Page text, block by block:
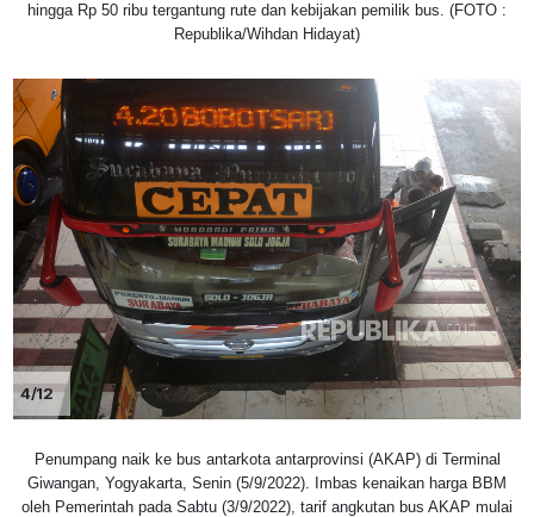
hingga Rp 50 ribu tergantung rute dan kebijakan pemilik bus. (FOTO :
Republika/Wihdan Hidayat)
4/12
Penumpang naik ke bus antarkota antarprovinsi (AKAP) di Terminal
Giwangan, Yogyakarta, Senin (5/9/2022). Imbas kenaikan harga BBM
oleh Pemerintah pada Sabtu (3/9/2022), tarif angkutan bus AKAP mulai